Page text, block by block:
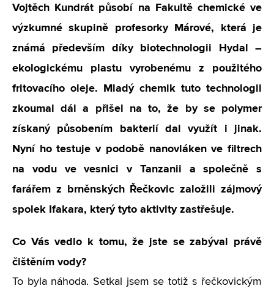
Vojtěch Kundrát působí na Fakultě chemické ve
výzkumné skupině profesorky Márové, která je
známá především díky biotechnologii Hydal –
ekologickému plastu vyrobenému z použitého
fritovacího oleje. Mladý chemik tuto technologii
zkoumal dál a přišel na to, že by se polymer
získaný působením bakterií dal využít i jinak.
Nyní ho testuje v podobě nanovláken ve filtrech
na vodu ve vesnici v Tanzanii a společně s
farářem z brněnských Řečkovic založili zájmový
spolek Ifakara, který tyto aktivity zastřešuje.
Co Vás vedlo k tomu, že jste se zabýval právě
čištěním vody?
To byla náhoda. Setkal jsem se totiž s řečkovickým